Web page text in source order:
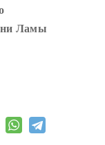
Ламы